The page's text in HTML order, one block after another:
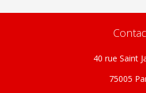
40 rue Saint
75005